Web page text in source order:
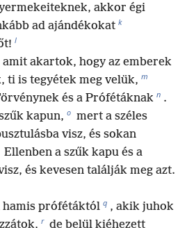
akkor égi
ad ajándékokat k
l
akartok, hogy az emberek
ti is tegyétek meg velük, m
és a Prófétáknak n .
kapun, o mert a széles
visz, és sokan
Ellenben a szűk kapu és a
és kevesen találják meg azt.
hamis prófétáktól q , akik juhok
r de belül kiéhezett